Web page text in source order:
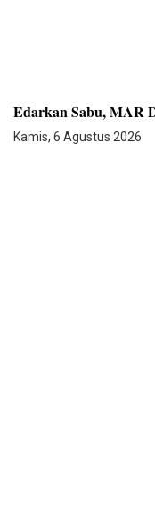
Edarkan Sabu, MAR
Kamis, 6 Agustus 2026